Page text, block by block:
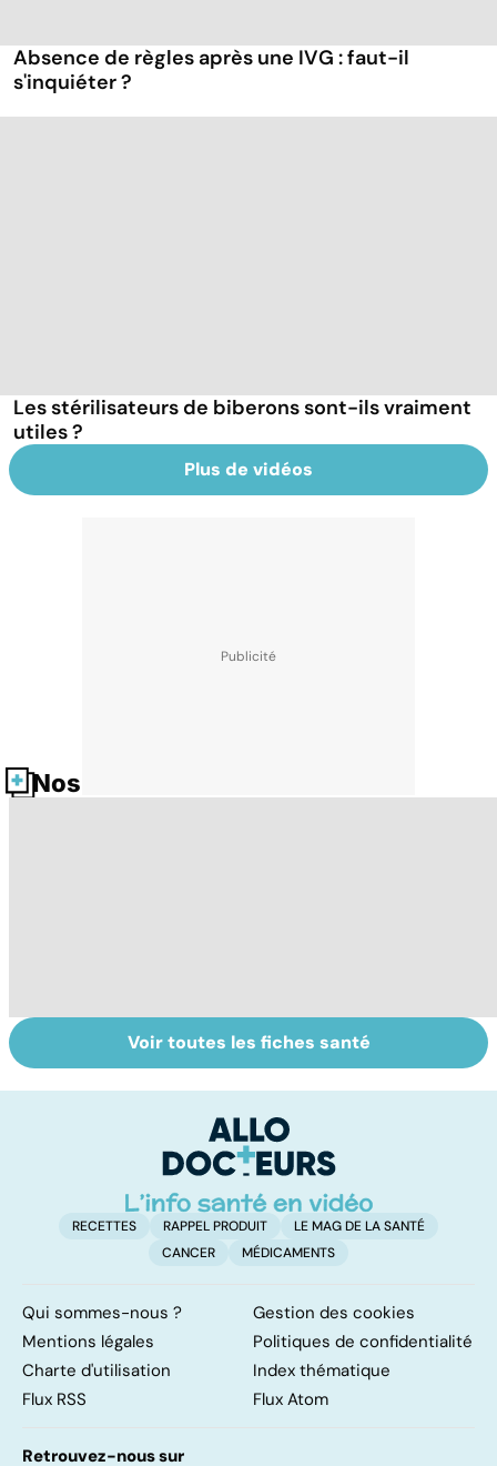
Absence de règles après une IVG : faut-il
s'inquiéter ?
Les stérilisateurs de biberons sont-ils vraiment
utiles ?
Plus de vidéos
Nos fiches santé
Gynéco : un suivi
pour la vie
Sexualité,
infertilité et
étroits
Voir toutes les fiches santé
RECETTES RAPPEL PRODUIT
LE MAG DE LA SANTÉ
CANCER
MÉDICAMENTS
Qui sommes-nous ?
Gestion des cookies
Mentions légales
Politiques de confidentialité
Charte d'utilisation
Index thématique
Flux RSS
Flux Atom
Retrouvez-nous sur